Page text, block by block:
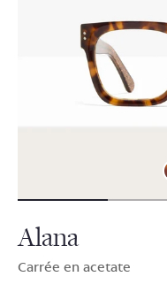
Alana
Carrée en acetate